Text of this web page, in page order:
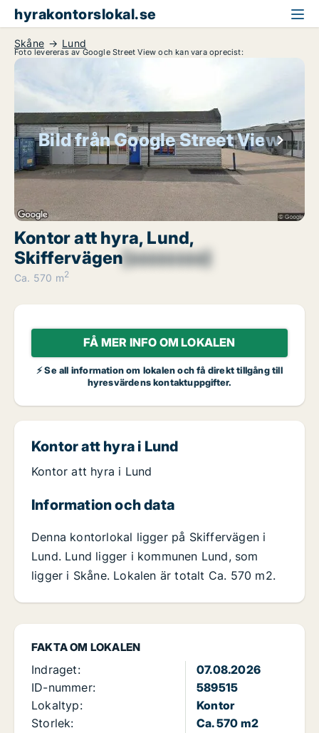
hyrakontorslokal.se
Skåne Lund
Foto levereras av Google Street View och kan vara oprecist:
Bild från Google Street View
Kontor att hyra, Lund,
Skiffervägen[xxxxxxxx]
Ca. 570 m2
FÅ MER INFO OM LOKALEN
⚡ Se all information om lokalen och få direkt tillgång till
hyresvärdens kontaktuppgifter.
FAKTA OM LOKALEN
Indraget:
07.08.2026
ID-nummer:
589515
Lokaltyp:
Kontor
Storlek:
Ca. 570 m2
Kontor att hyra i Lund
Kontor att hyra i Lund
Information och data
Denna kontorlokal ligger på Skiffervägen i
Lund. Lund ligger i kommunen Lund, som
ligger i Skåne. Lokalen är totalt Ca. 570 m2.